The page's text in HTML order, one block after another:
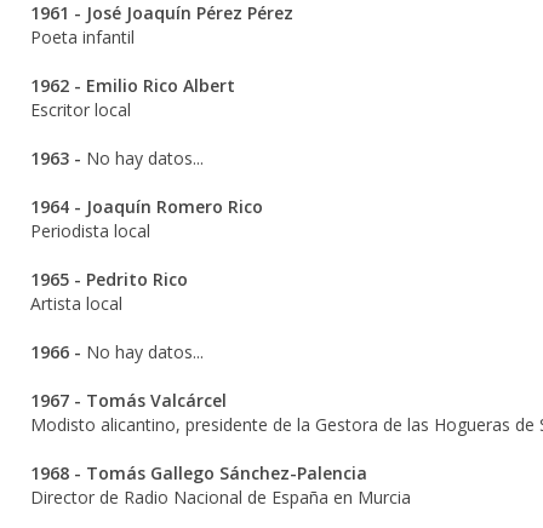
1961 - José Joaquín Pérez Pérez
Poeta infantil
1962 - Emilio Rico Albert
Escritor local
1963 - No hay datos...
1964 - Joaquín Romero Rico
Periodista local
1965 - Pedrito Rico
Artista local
1966 - No hay datos...
1967 - Tomás Valcárcel
Modisto alicantino, presidente de la Gestora de las Hogueras de
1968 - Tomás Gallego Sánchez-Palencia
Director de Radio Nacional de España en Murcia